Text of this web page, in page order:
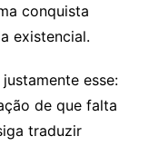
conquista
existencial.
esse:
de que falta
traduzir